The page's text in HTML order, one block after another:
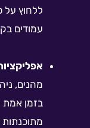
ללחוץ על
עמודים
מהנים,
בזמן אמת
מתוכנתות